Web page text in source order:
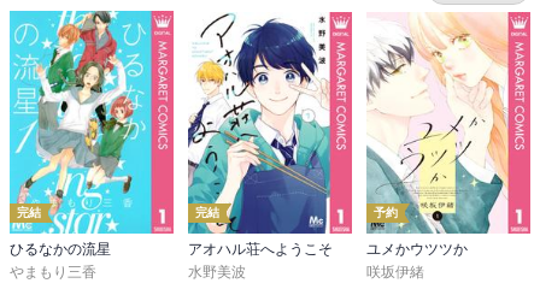
完結
ひるなかの流星
やまもり三香
完結
アオハル荘へようこそ
水野美波
予約
ユメかウツツか
咲坂伊緒